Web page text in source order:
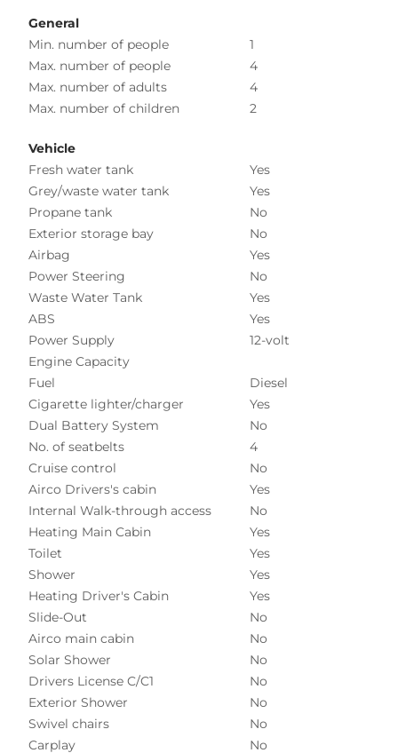
General
Min. number of people
1
Max. number of people
4
Max. number of adults
4
Max. number of children
2
Vehicle
Fresh water tank
Yes
Grey/waste water tank
Yes
Propane tank
No
Exterior storage bay
No
Airbag
Yes
Power Steering
No
Waste Water Tank
Yes
ABS
Yes
Power Supply
12-volt
Engine Capacity
Fuel
Diesel
Cigarette lighter/charger
Yes
Dual Battery System
No
No. of seatbelts
4
Cruise control
No
Airco Drivers's cabin
Yes
Internal Walk-through access
No
Heating Main Cabin
Yes
Toilet
Yes
Shower
Yes
Heating Driver's Cabin
Yes
Slide-Out
No
Airco main cabin
No
Solar Shower
No
Drivers License C/C1
No
Exterior Shower
No
Swivel chairs
No
Carplay
No